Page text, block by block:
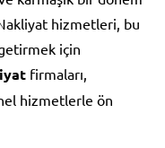
hizmetleri, bu
için
firmaları,
hizmetlerle ön